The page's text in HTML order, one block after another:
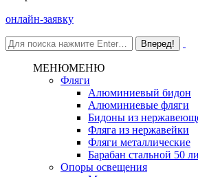
онлайн-заявку
МЕНЮМЕНЮ
Фляги
Алюминиевый бидон
Алюминиевые фляги
Бидоны из
Фляга из нержавейки
Фляги металлические
Барабан стальной 50
Опоры освещения